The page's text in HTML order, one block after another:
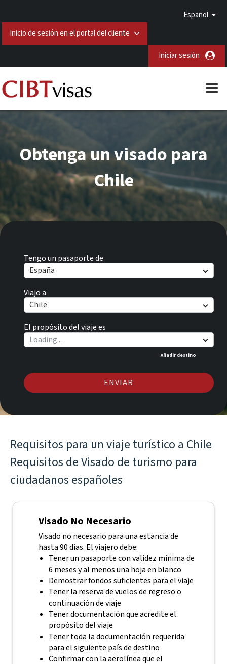
Español
Inicio de sesión en el portal del cliente
Iniciar sesión
Tengo un pasaporte de
España
Viajo a
Chile
El propósito del viaje es
Añadir destino
ENVIAR
Obtenga un visado para
Chile
Requisitos para un viaje turístico a Chile
Requisitos de Visado de turismo para
ciudadanos españoles
Visado No Necesario
Visado no necesario para una estancia de
hasta 90 días. El viajero debe:
Tener un pasaporte con validez mínima de
6 meses y al menos una hoja en blanco
Demostrar fondos suficientes para el viaje
Tener la reserva de vuelos de regreso o
continuación de viaje
Tener documentación que acredite el
propósito del viaje
Tener toda la documentación requerida
para el siguiente país de destino
Confirmar con la aerolínea que el